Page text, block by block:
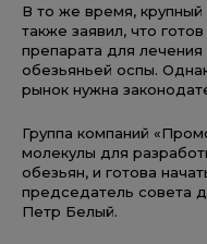
В то же время,
также заявил, что
препарата для
обезьяньей оспы.
рынок нужна
Группа компаний
молекулы для
обезьян, и готова
председатель совета
Петр Белый.